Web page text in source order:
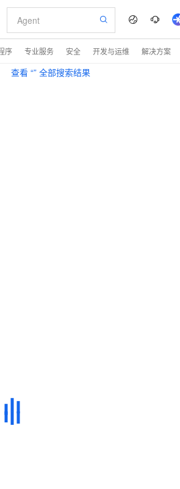
支持与服务 了解阿里云
查看 “” 全部搜索结果
序 专业服务 安全 开发与运维 解决方案